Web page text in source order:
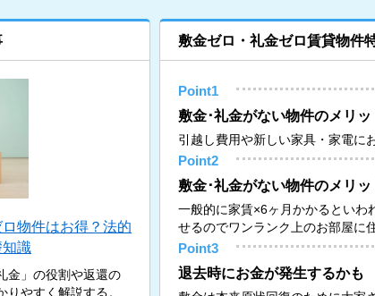
物件はお得？法的
知識
金」の役割や返還の
やすく解説する。
敷金ゼロ・礼金ゼロ賃貸物件
Point1
敷金･礼金がない物件のメリ
引越し費用や新しい家具・家電に
Point2
敷金･礼金がない物件のメリ
一般的に家賃×6ヶ月かかるといわ
せるのでワンランク上のお部屋に
Point3
退去時にお金が発生するかも